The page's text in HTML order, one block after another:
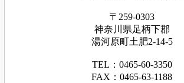
〒259-0303
神奈川県足柄下郡
湯河原町土肥2-14-5
TEL：0465-60-3350
FAX：0465-63-1188